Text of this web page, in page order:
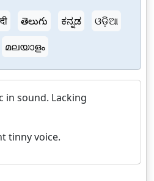
తెలుగు ಕನ್ನಡ
ଓଡ଼ିଆ
മലയാളം
in sound. Lacking
tinny voice.